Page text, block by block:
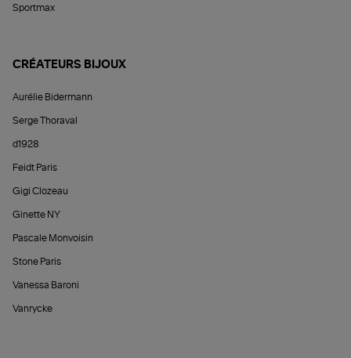
Sportmax
CRÉATEURS BIJOUX
Aurélie Bidermann
Serge Thoraval
d1928
Feidt Paris
Gigi Clozeau
Ginette NY
Pascale Monvoisin
Stone Paris
Vanessa Baroni
Vanrycke